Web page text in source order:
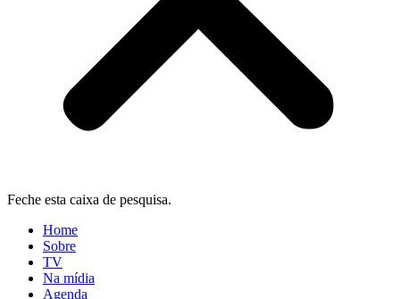
Feche esta caixa de pesquisa.
Home
Sobre
TV
Na mídia
Agenda